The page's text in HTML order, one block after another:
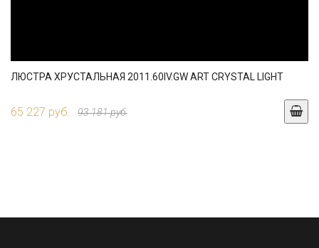
ЛЮСТРА ХРУСТАЛЬНАЯ 2011.60IV.GW ART CRYSTAL LIGHT
65 227 руб. 93 181 руб.